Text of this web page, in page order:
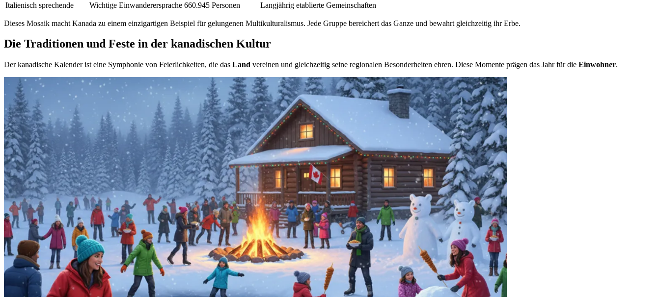
Italienisch sprechende
Wichtige Einwanderersprache 660.945 Personen Langjährig etablierte Gemeinschaften
Dieses Mosaik macht Kanada zu einem einzigartigen Beispiel für gelungenen Multikulturalismus. Jede Gruppe bereichert das Ganze und bewahrt gleichzeitig ihr Erbe.
Die Traditionen und Feste in der kanadischen Kultur
Der kanadische Kalender ist eine Symphonie von Feierlichkeiten, die das Land vereinen und gleichzeitig seine regionalen Besonderheiten ehren. Diese Momente prägen das Jahr für die Einwohner.